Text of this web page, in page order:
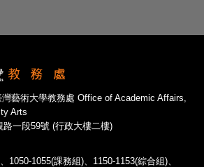
藝術大學教務處 Office of Academic Affairs,
Arts
路一段59號 (行政大樓二樓)
1050-1055(課務組)、1150-1153(綜合組)、